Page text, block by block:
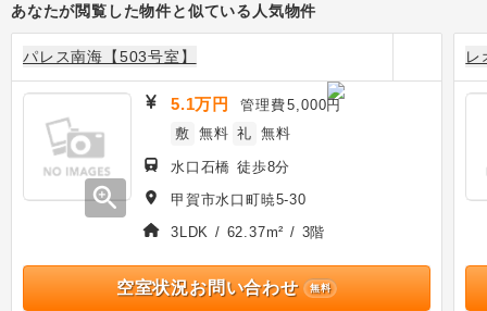
あなたが閲覧した物件と似ている人気物件
パレス南海【503号室】
zoom_in
5.1万円 管理費5,000円
敷 無料 礼 無料
水口石橋 徒歩8分
甲賀市水口町暁5-30
3LDK / 62.37m² / 3階
空室状況お問い合わせ 無料
レ